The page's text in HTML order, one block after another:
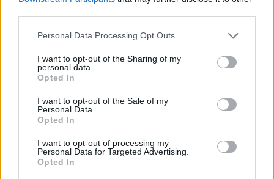
Please note that this website/app uses one or more Google
not limited to your visit or usage behaviour. You may click to
grant or deny consent to Google and its third-party tags to
use your data for below specified purposes in below Google
consent section.
Personal Data Processing Opt Outs
I want to opt-out of the Sharing of my
personal data.
Opted In
I want to opt-out of the Sale of my
Personal Data.
Opted In
I want to opt-out of processing my
Personal Data for Targeted Advertising.
Opted In
test